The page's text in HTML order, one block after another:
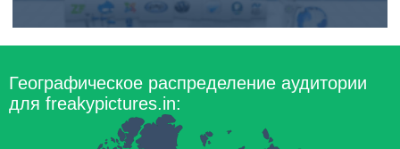
Географическое распределение аудитории
для freakypictures.in: